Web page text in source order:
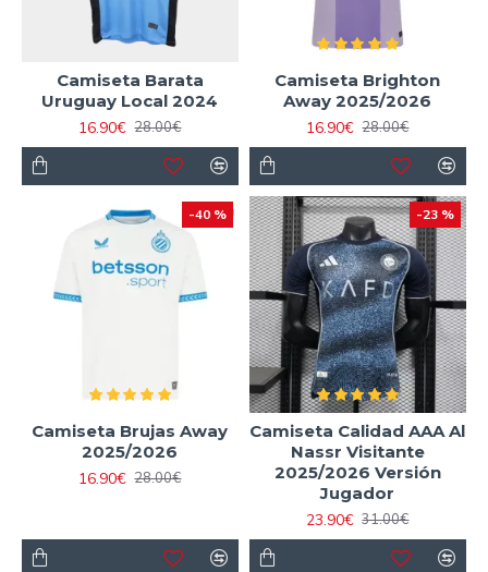
Camiseta Barata
Uruguay Local 2024
16.90€ 28.00€
Camiseta Brighton
Away 2025/2026
16.90€ 28.00€
-40 %
Camiseta Brujas Away
2025/2026
16.90€ 28.00€
-23 %
Camiseta Calidad AAA Al
Nassr Visitante
2025/2026 Versión
Jugador
23.90€ 31.00€